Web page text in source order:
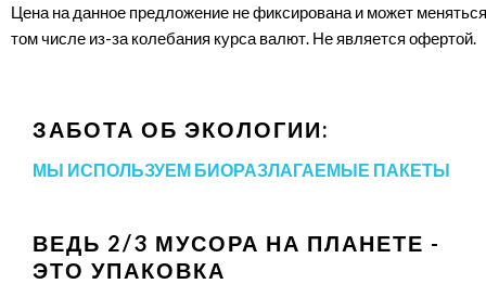
Цена на данное предложение не фиксирована и может
том числе из-за колебания курса валют. Не является офертой.
ЗАБОТА ОБ ЭКОЛОГИИ:
МЫ ИСПОЛЬЗУЕМ БИОРАЗЛАГАЕМЫЕ ПАКЕТЫ
ВЕДЬ 2/3 МУСОРА НА ПЛАНЕТЕ -
ЭТО УПАКОВКА